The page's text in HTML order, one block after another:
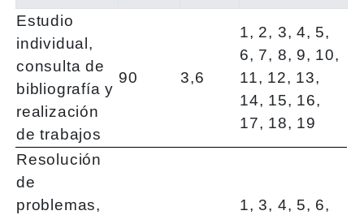
Estudio
individual,
consulta de
bibliografía y
realización
de trabajos
90 3,6
1, 2, 3, 4, 5,
6, 7, 8, 9, 10,
11, 12, 13,
14, 15, 16,
17, 18, 19
Resolución
de
problemas,
1, 3, 4, 5, 6,